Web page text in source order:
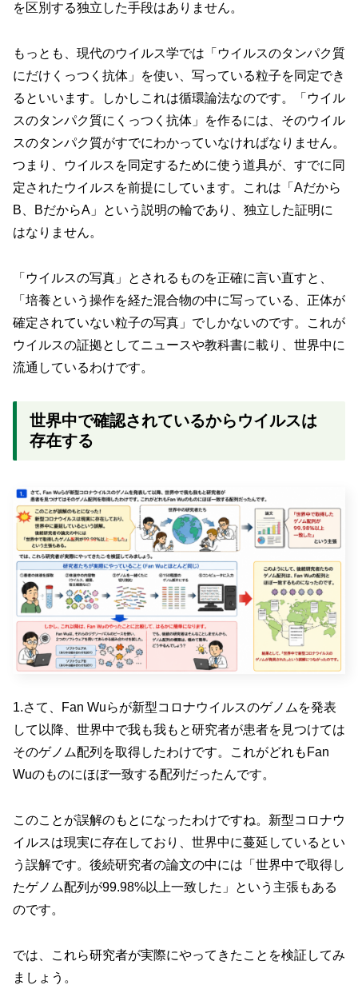
を区別する独立した手段はありません。
もっとも、現代のウイルス学では「ウイルスのタンパク質
にだけくっつく抗体」を使い、写っている粒子を同定でき
るといいます。しかしこれは循環論法なのです。「ウイル
スのタンパク質にくっつく抗体」を作るには、そのウイル
スのタンパク質がすでにわかっていなければなりません。
つまり、ウイルスを同定するために使う道具が、すでに同
定されたウイルスを前提にしています。これは「Aだから
B、BだからA」という説明の輪であり、独立した証明に
はなりません。
「ウイルスの写真」とされるものを正確に言い直すと、
「培養という操作を経た混合物の中に写っている、正体が
確定されていない粒子の写真」でしかないのです。これが
ウイルスの証拠としてニュースや教科書に載り、世界中に
流通しているわけです。
世界中で確認されているからウイルスは
存在する
1.さて、Fan Wuらが新型コロナウイルスのゲノムを発表
して以降、世界中で我も我もと研究者が患者を見つけては
そのゲノム配列を取得したわけです。これがどれもFan
Wuのものにほぼ一致する配列だったんです。
このことが誤解のもとになったわけですね。新型コロナウ
イルスは現実に存在しており、世界中に蔓延しているとい
う誤解です。後続研究者の論文の中には「世界中で取得し
たゲノム配列が99.98%以上一致した」という主張もある
のです。
では、これら研究者が実際にやってきたことを検証してみ
ましょう。